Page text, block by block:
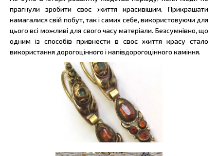
прагнули зробити своє життя красивішим. Прикрашати
намагалися свій побут, так і самих себе, використовуючи для
цього всі можливі для свого часу матеріали. Безсумнівно, що
одним із способів привнести в своє життя красу стало
використання дорогоцінного і напівдорогоцінного каміння.